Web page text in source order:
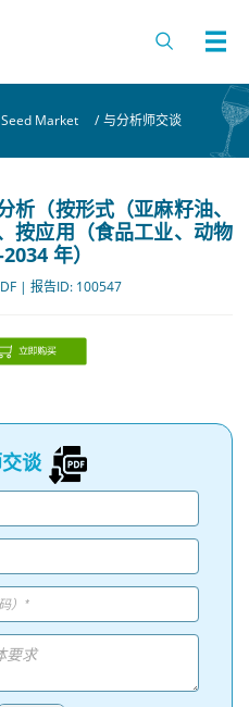
Seed Market / 与分析师交谈
（按形式（亚麻籽油、
按应用（食品工业、动物
年）
| 报告ID: 100547
谈